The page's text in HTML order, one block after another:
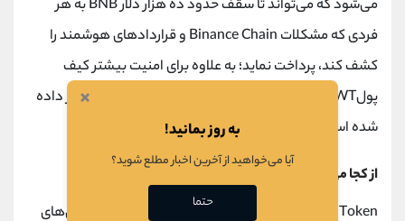
می‌شود که می‌تواند تا سقف حدود ده هزار دلار BNB به هر
فردی که مشکلات Binance Chain و قراردادهای هوشمند را
کشف کند، پرداخت نماید؛ به علاوه برای امنیت بیشتر کیف
پولTWT، یک رمز عبور یا یک عبارت بازیابی 12 کلمه‌ای قرار داده
شده است.
از کجا می‌توان Tokens Wallet Token (TWT) خرید؟
Trust Wallet Token برای خرید و تجارت در سیستم عامل‌های
×
به روز بمانید!
آیا می‌خواهید از آخرین اخبار مطلع شوید؟
حتما